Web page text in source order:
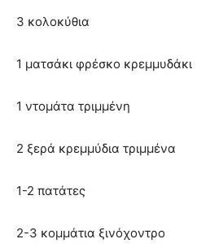
3 κολοκύθια
1 ματσάκι φρέσκο κρεμμυδάκι
1 ντομάτα τριμμένη
2 ξερά κρεμμύδια τριμμένα
1-2 πατάτες
2-3 κομμάτια ξινόχοντρο